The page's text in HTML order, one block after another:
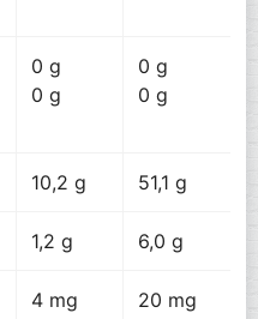
0 g
0 g
0 g
0 g
10,2 g 51,1 g
1,2 g 6,0 g
4 mg
20 mg